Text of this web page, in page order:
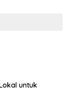
untuk